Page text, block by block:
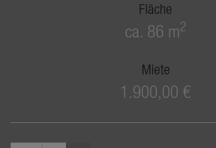
Fläche
ca. 86 m2
Miete
1.900,00 €